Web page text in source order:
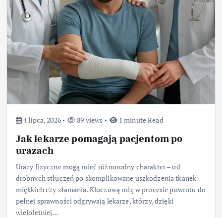
4 lipca, 2026 89 views 1 minute Read
Jak lekarze pomagają pacjentom po
urazach
Urazy fizyczne mogą mieć różnorodny charakter – od
drobnych stłuczeń po skomplikowane uszkodzenia tkanek
miękkich czy złamania. Kluczową rolę w procesie powrotu do
pełnej sprawności odgrywają lekarze, którzy, dzięki
wieloletniej…